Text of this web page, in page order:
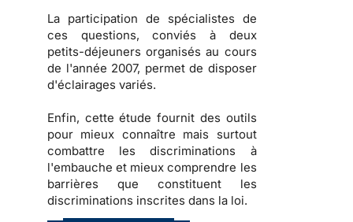
La participation de spécialistes de
ces questions, conviés à deux
petits-déjeuners organisés au cours
de l'année 2007, permet de disposer
d'éclairages variés.
Enfin, cette étude fournit des outils
pour mieux connaître mais surtout
combattre lesdiscriminations à
l'embauche et mieux comprendre les
barrières que constituent les
discriminations inscrites dans la loi.